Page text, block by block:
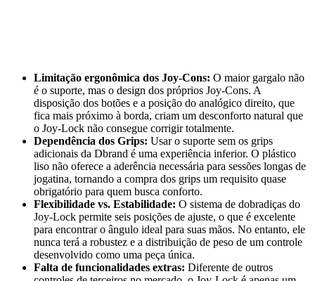
Limitação ergonômica dos Joy-Cons: O maior gargalo não
é o suporte, mas o design dos próprios Joy-Cons. A
disposição dos botões e a posição do analógico direito, que
fica mais próximo à borda, criam um desconforto natural que
o Joy-Lock não consegue corrigir totalmente.
Dependência dos Grips: Usar o suporte sem os grips
adicionais da Dbrand é uma experiência inferior. O plástico
liso não oferece a aderência necessária para sessões longas de
jogatina, tornando a compra dos grips um requisito quase
obrigatório para quem busca conforto.
Flexibilidade vs. Estabilidade: O sistema de dobradiças do
Joy-Lock permite seis posições de ajuste, o que é excelente
para encontrar o ângulo ideal para suas mãos. No entanto, ele
nunca terá a robustez e a distribuição de peso de um controle
desenvolvido como uma peça única.
Falta de funcionalidades extras: Diferente de outros